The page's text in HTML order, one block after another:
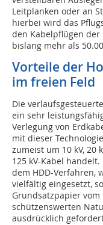
Leitplanken oder an
hierbei wird das
den Kabelpflügen der
bislang mehr als
Vorteile der
im freien Feld
Die
ein sehr
Verlegung von
mit dieser
zumeist um 10 kV, 20
125 kV-Kabel
dem HDD-
vielfältig eingesetzt,
Grundsatzpapier
schützenswerten
ausdrücklich